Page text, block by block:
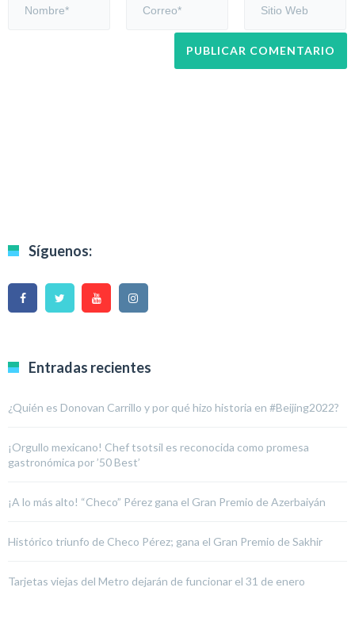
Síguenos:
Entradas recientes
¿Quién es Donovan Carrillo y por qué hizo historia en #Beijing2022?
¡Orgullo mexicano! Chef tsotsil es reconocida como promesa
gastronómica por ’50 Best’
¡A lo más alto! “Checo” Pérez gana el Gran Premio de Azerbaiyán
Histórico triunfo de Checo Pérez; gana el Gran Premio de Sakhir
Tarjetas viejas del Metro dejarán de funcionar el 31 de enero